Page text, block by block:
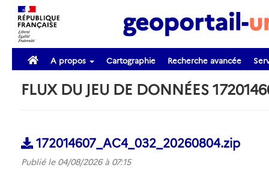
A propos Cartographie Recherche avancée
FLUX DU JEU DE DONNÉES
172014607_AC4_032_20260804.zip
Publié le 04/08/2026 à 07:15